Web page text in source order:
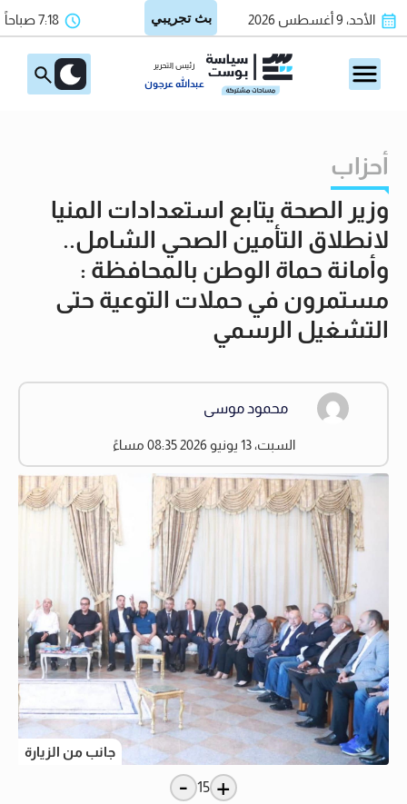
الأحد، 9 أغسطس 2026 7:18 صباحاً
رئيس التحرير
عبدالله عرجون
أحزاب
وزير الصحة يتابع استعدادات المنيا
لانطلاق التأمين الصحي الشامل..
وأمانة حماة الوطن بالمحافظة :
مستمرون في حملات التوعية حتى
التشغيل الرسمي
محمود موسى
السبت، 13 يونيو 2026 08:35 مساءً
جانب من الزيارة
+
15
-